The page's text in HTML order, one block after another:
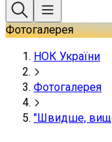
Фотогалерея
НОК України
Фотогалерея
"Швидше,